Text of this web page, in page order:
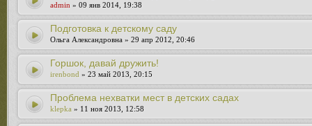
admin » 09 янв 2014, 19:38
Подготовка к детскому саду
Ольга Александровна » 29 апр 2012, 20:46
Горшок, давай дружить!
irenbond » 23 май 2013, 20:15
Проблема нехватки мест в детских садах
klepka » 11 ноя 2013, 12:58